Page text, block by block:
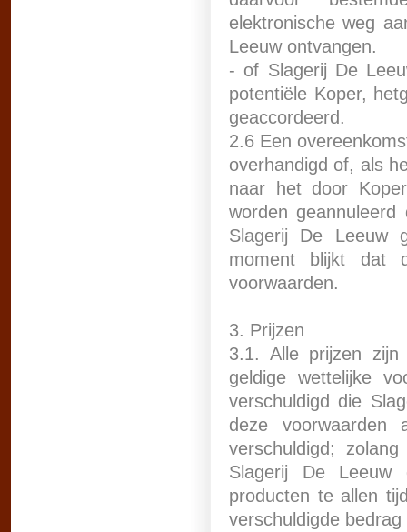
elektronische weg
Leeuw ontvangen.
- of Slagerij De
potentiële Koper,
geaccordeerd.
2.6 Een
overhandigd of, als
naar het door
worden
Slagerij De Leeuw
moment blijkt dat
voorwaarden.
3. Prijzen
3.1. Alle prijzen
geldige wettelijke
verschuldigd die
deze voorwaarden
verschuldigd;
Slagerij De Leeuw
producten te allen
verschuldigde